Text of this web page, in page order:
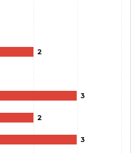
2
3
2
3